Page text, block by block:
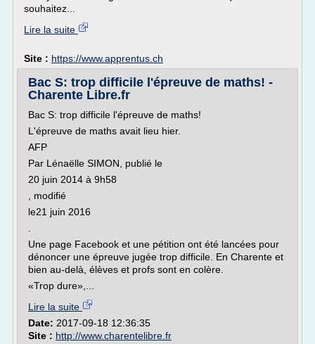
souhaitez...
Lire la suite
Site : https://www.apprentus.ch
Bac S: trop difficile l'épreuve de maths! -
Charente Libre.fr
Bac S: trop difficile l'épreuve de maths!
L'épreuve de maths avait lieu hier.
AFP
Par Lénaëlle SIMON, publié le
20 juin 2014 à 9h58
, modifié
le21 juin 2016
Une page Facebook et une pétition ont été lancées pour
dénoncer une épreuve jugée trop difficile. En Charente et
bien au-delà, élèves et profs sont en colère.
«Trop dure»,...
Lire la suite
Date: 2017-09-18 12:36:35
Site : http://www.charentelibre.fr